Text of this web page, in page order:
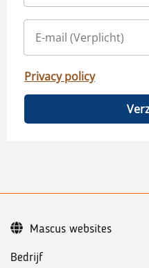
Privacy policy
Bedrijf
Mascus websites